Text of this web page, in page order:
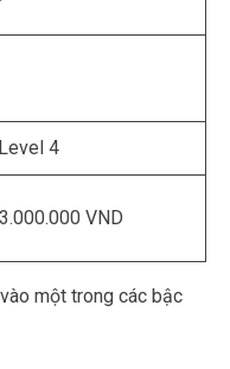
4
VND
một trong các bậc